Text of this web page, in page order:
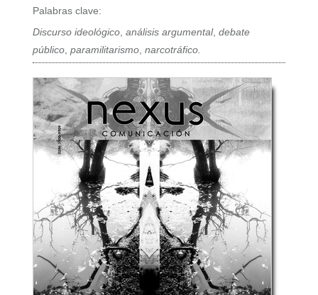
Palabras clave:
Discurso ideológico,análisis argumental,debate
público,paramilitarismo,narcotráfico.